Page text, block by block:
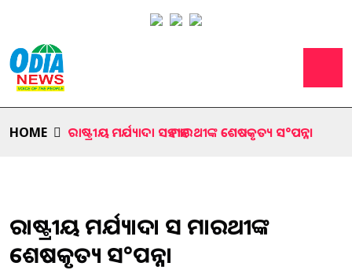
HOME ରାଷ୍ଟ୍ରୀୟ ମର୍ଯ୍ୟାଦା ସହ ମହାରଥୀଙ୍କ ଶେଷକୃତ୍ୟ ସ°ପନ୍ନ।
ରାଷ୍ଟ୍ରୀୟ ମର୍ଯ୍ୟାଦା ସହ ମହାରଥୀଙ୍କ
ଶେଷକୃତ୍ୟ ସ°ପନ୍ନ।